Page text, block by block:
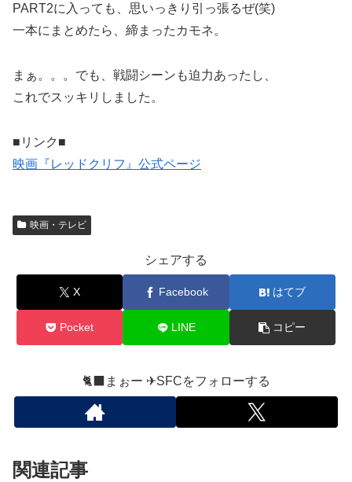
PART2に入っても、思いっきり引っ張るぜ(笑)
一本にまとめたら、締まったカモネ。
まぁ。。。でも、戦闘シーンも迫力あったし、
これでスッキリしました。
■リンク■
映画『レッドクリフ』公式ページ
映画・テレビ
シェアする
X Facebook はてブ
Pocket LINE コピー
🐈‍⬛まぉー ✈︎SFCをフォローする
関連記事